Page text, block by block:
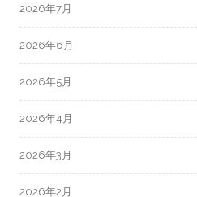
2026年7月
2026年6月
2026年5月
2026年4月
2026年3月
2026年2月